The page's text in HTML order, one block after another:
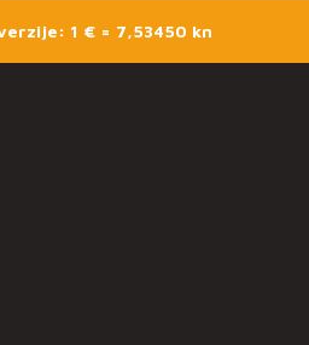
1 € = 7,53450 kn